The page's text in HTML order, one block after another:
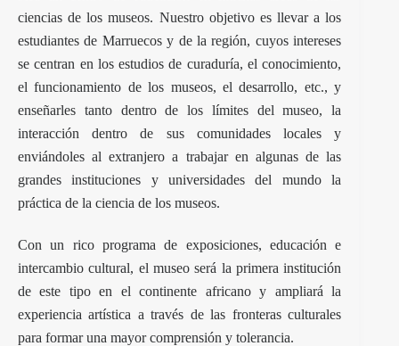
ciencias de los museos. Nuestro objetivo es llevar a los
estudiantes de Marruecos y de la región, cuyos intereses
se centran en los estudios de curaduría, el conocimiento,
el funcionamiento de los museos, el desarrollo, etc., y
enseñarles tanto dentro de los límites del museo, la
interacción dentro de sus comunidades locales y
enviándoles al extranjero a trabajar en algunas de las
grandes instituciones y universidades del mundo la
práctica de la ciencia de los museos.
Con un rico programa de exposiciones, educación e
intercambio cultural, el museo será la primera institución
de este tipo en el continente africano y ampliará la
experiencia artística a través de las fronteras culturales
para formar una mayor comprensión y tolerancia.